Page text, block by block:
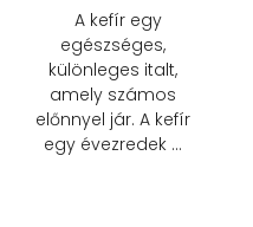
A kefír egy
egészséges,
különleges italt,
amely számos
előnnyel jár. A kefír
egy évezredek …